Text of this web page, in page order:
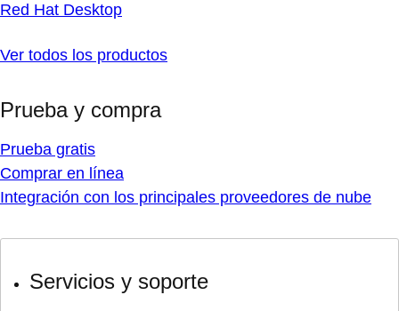
Red Hat Desktop
Ver todos los productos
Prueba y compra
Prueba gratis
Comprar en línea
Integración con los principales proveedores de nube
Servicios y soporte